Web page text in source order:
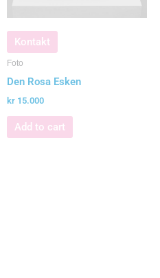
Kontakt
Foto
Den Rosa Esken
kr 15.000
Add to cart